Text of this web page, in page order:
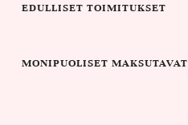
EDULLISET TOIMITUKSET
MONIPUOLISET MAKSUTAVAT